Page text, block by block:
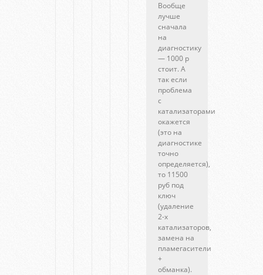
Вообще
лучше
сначала
на
диагностику
— 1000 р
стоит. А
так если
проблема
с
катализаторами
окажется
(это на
диагностике
точно
определяется),
то 11500
руб под
ключ
(удаление
2-х
катализаторов,
замена на
пламегасители
+
обманка).